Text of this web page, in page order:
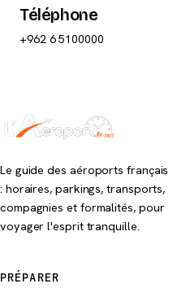
Téléphone
+962 6 5100000
Le guide des aéroports français
: horaires, parkings, transports,
compagnies et formalités, pour
voyager l'esprit tranquille.
PRÉPARER